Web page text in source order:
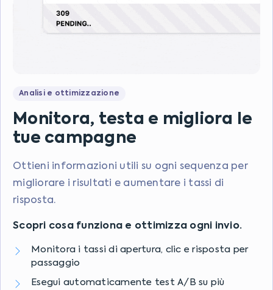
Analisi e ottimizzazione
Monitora, testa e migliora le
tue campagne
Ottieni informazioni utili su ogni sequenza per
migliorare i risultati e aumentare i tassi di
risposta.
Scopri cosa funziona e ottimizza ogni invio.
Monitora i tassi di apertura, clic e risposta per
passaggio
Esegui automaticamente test A/B su più